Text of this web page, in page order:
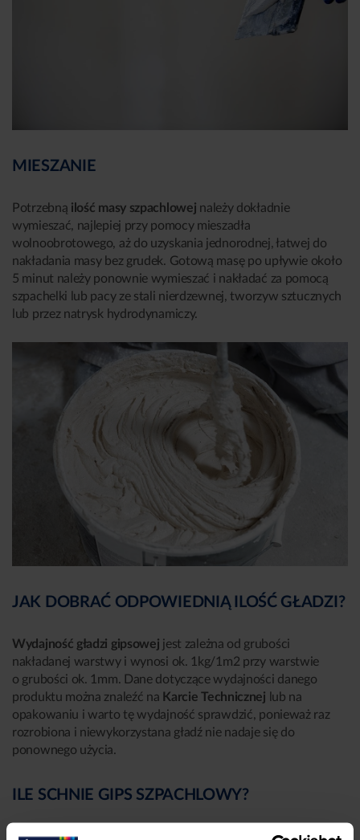
MIESZANIE
Potrzebną ilość masy szpachlowej należy dokładnie
wymieszać, najlepiej przy pomocy mieszadła
wolnoobrotowego, aż do uzyskania jednorodnej, łatwej do
nakładania masy bez grudek. Gotową masę po upływie około
5 minut należy ponownie wymieszać i nakładać za pomocą
szpachelki lub pacy ze stali nierdzewnej, tworzyw sztucznych
lub przez natrysk hydrodynamiczy.
JAK DOBRAĆ ODPOWIEDNIĄ ILOŚĆ GŁADZI?
Wydajność gładzi gipsowej jest zależna od grubości
nakładanej warstwy i wynosi ok. 1kg/1m2 przy warstwie
o grubości ok. 1mm. Dane dotyczące wydajności danego
produktu można znaleźć na Karcie Technicznej lub na
opakowaniu i warto tę wydajność sprawdzić, ponieważ raz
rozrobiona i niewykorzystana gładź nie nadaje się do
ponownego użycia.
ILE SCHNIE GIPS SZPACHLOWY?
Rozrobiona, gotowa do użytku masa szpachlowamusi zostać